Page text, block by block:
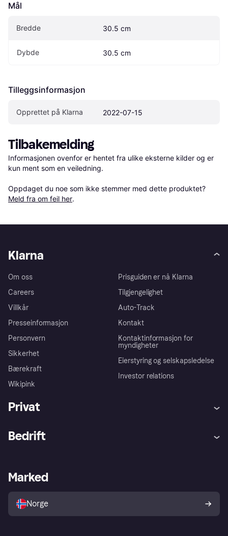
Mål
Bredde 30.5 cm
Dybde 30.5 cm
Tilleggsinformasjon
Opprettet på Klarna 2022-07-15
Tilbakemelding
Informasjonen ovenfor er hentet fra ulike eksterne kilder og er
kun ment som en veiledning.
Oppdaget du noe som ikke stemmer med dette produktet?
Meld fra om feil her.
Klarna
Om oss
Careers
Villkår
Presseinformasjon
Personvern
Sikkerhet
Bærekraft
Wikipink
Prisguiden er nå Klarna
Tilgjengelighet
Auto-Track
Kontakt
Kontaktinformasjon for
myndigheter
Eierstyring og selskapsledelse
Investor relations
Privat
Utforsk butikker
Bedrift
Merchant portal
Marked
Norge